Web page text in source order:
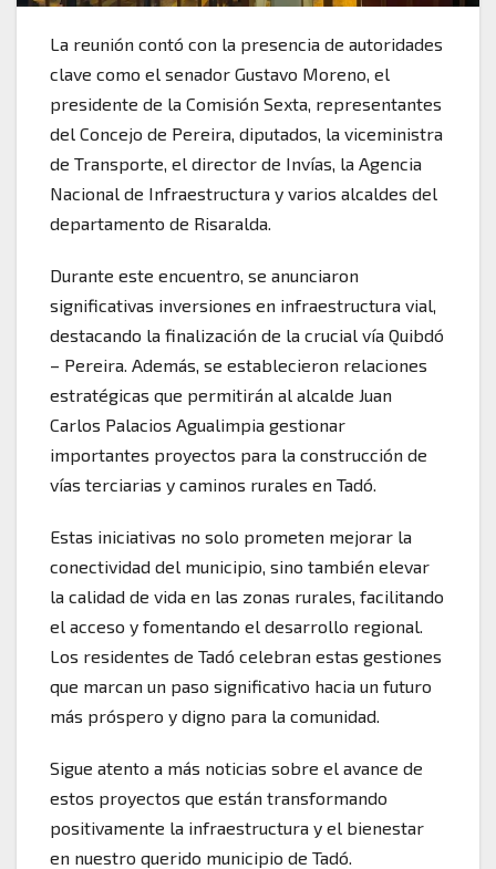
La reunión contó con la presencia de autoridades
clave como el senador Gustavo Moreno, el
presidente de la Comisión Sexta, representantes
del Concejo de Pereira, diputados, la viceministra
de Transporte, el director de Invías, la Agencia
Nacional de Infraestructura y varios alcaldes del
departamento de Risaralda.
Durante este encuentro, se anunciaron
significativas inversiones en infraestructura vial,
destacando la finalización de la crucial vía Quibdó
– Pereira. Además, se establecieron relaciones
estratégicas que permitirán al alcalde Juan
Carlos Palacios Agualimpia gestionar
importantes proyectos para la construcción de
vías terciarias y caminos rurales en Tadó.
Estas iniciativas no solo prometen mejorar la
conectividad del municipio, sino también elevar
la calidad de vida en las zonas rurales, facilitando
el acceso y fomentando el desarrollo regional.
Los residentes de Tadó celebran estas gestiones
que marcan un paso significativo hacia un futuro
más próspero y digno para la comunidad.
Sigue atento a más noticias sobre el avance de
estos proyectos que están transformando
positivamente la infraestructura y el bienestar
en nuestro querido municipio de Tadó.